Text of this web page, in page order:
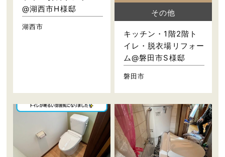
@湖西市H様邸
湖西市
その他
キッチン・1階2階ト
イレ・脱衣場リフォー
ム@磐田市S様邸
磐田市